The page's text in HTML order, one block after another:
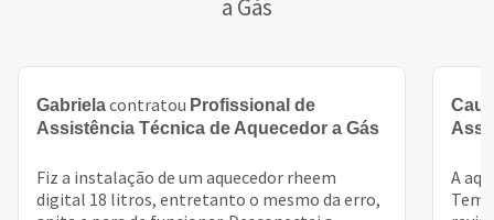
a Gás
Gabrielacontratou Profissional de
Assistência Técnica de Aquecedor a Gás
Fiz a instalação de um aquecedor rheem
digital 18 litros, entretanto o mesmo da erro,
A
Tem